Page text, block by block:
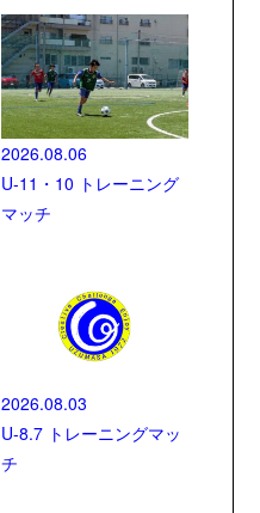
2026.08.06
U-11・10 トレーニング
マッチ
2026.08.03
U-8.7 トレーニングマッ
チ